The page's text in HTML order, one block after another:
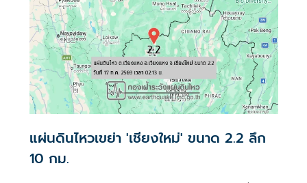
แผ่นดินไหวเขย่า 'เชียงใหม่' ขนาด 2.2 ลึก
10 กม.